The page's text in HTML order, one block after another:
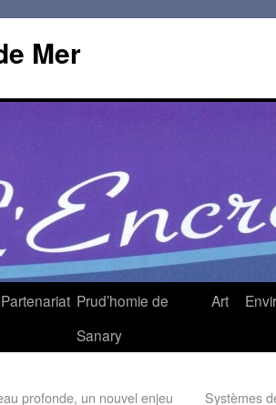
Mer
Partenariat Prud’homie de
Sanary
Art
profonde, un nouvel enjeu
Systèmes